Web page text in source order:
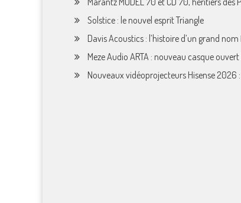
Solstice : le nouvel esprit Triangle
Davis Acoustics : l’histoire d’un grand
Meze Audio ARTA : nouveau casque
Nouveaux vidéoprojecteurs Hisense 2026 :